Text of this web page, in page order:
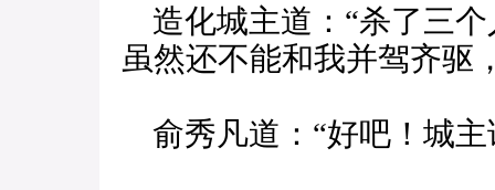
造化城主道：“杀了三
虽然还不能和我并驾齐驱
俞秀凡道：“好吧！城主